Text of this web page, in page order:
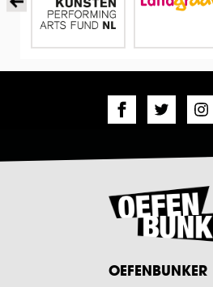
OEFENBUNKER